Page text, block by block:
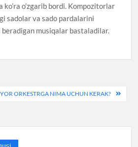
o’zgarib bordi. Kompozitorlar
sadolar va sado pardalarini
musiqalar bastaladilar.
ORKESTRGA NIMA UCHUN KERAK?